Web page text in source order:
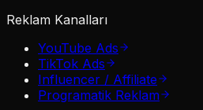
Reklam Kanalları
YouTube Ads
TikTok Ads
Influencer / Affiliate
Programatik Reklam